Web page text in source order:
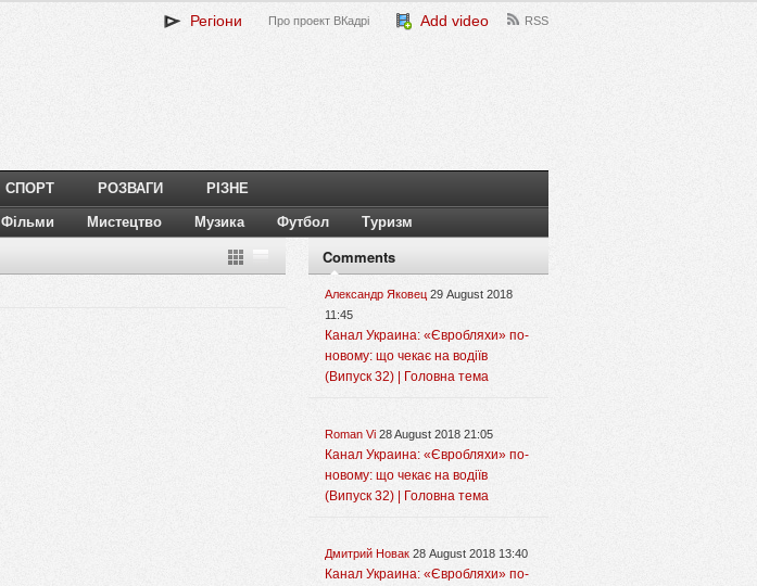
Регіони Про проект ВКадрі Add video RSS
СПОРТ РОЗВАГИ РІЗНЕ
Фільми Мистецтво Музика Футбол Туризм
Comments
Александр Яковец 29 August 2018
11:45
Канал Украина: «Євробляхи» по-
новому: що чекає на водіїв
(Випуск 32) | Головна тема
Roman Vi 28 August 2018 21:05
Канал Украина: «Євробляхи» по-
новому: що чекає на водіїв
(Випуск 32) | Головна тема
Дмитрий Новак 28 August 2018 13:40
Канал Украина: «Євробляхи» по-